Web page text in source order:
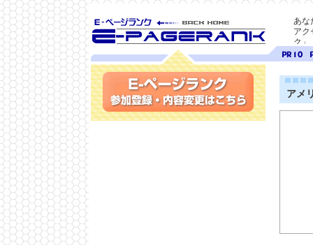
SEO対策に E-ページ
ランク
あな
アク
ク」
ランク
10
9
アメ
参加登録(無料)・内容変更